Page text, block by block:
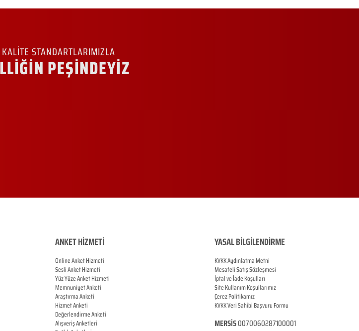
STANDARTLARIMIZLA
PEŞİNDEYİZ
ANKET HİZMETİ
Online Anket Hizmeti
Sesli Anket Hizmeti
Yüz Yüze Anket Hizmeti
Memnuniyet Anketi
Araştırma Anketi
Hizmet Anketi
Değerlendirme Anketi
Alışveriş Anketleri
YASAL BİLGİLENDİRME
KVKK Aydınlatma Metni
Mesafeli Satış Sözleşmesi
İptal ve İade Koşulları
Site Kullanım Koşullarımız
Çerez Politikamız
KVKK Veri Sahibi Başvuru Formu
MERSİS0070060287100001